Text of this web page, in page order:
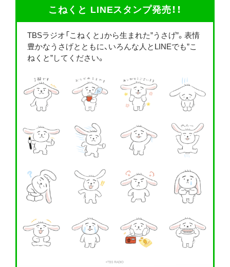
こねくと LINEスタンプ発売！！
TBSラジオ「こねくと」から生まれた”うさげ”。表情
豊かなうさげとともに、いろんな人とLINEでも”こ
ねくと”してください。